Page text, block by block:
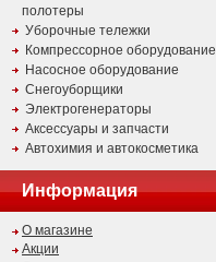
полотеры
Уборочные тележки
Компрессорное оборудование
Насосное оборудование
Снегоуборщики
Электрогенераторы
Аксессуары и запчасти
Автохимия и автокосметика
Информация
О магазине
Акции